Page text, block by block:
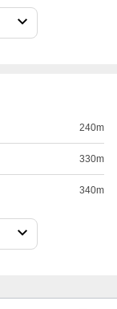
240m
330m
340m